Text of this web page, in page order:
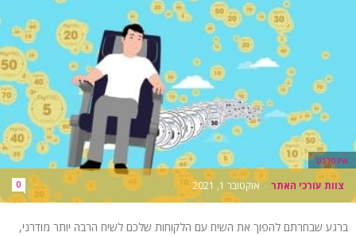
צוות עורכי האתר - אוקטובר 1, 2021 0
אינטרנט
ברגע שבחרתם להפוך את השיח עם הלקוחות שלכם לשיח הרבה יותר מודרני,